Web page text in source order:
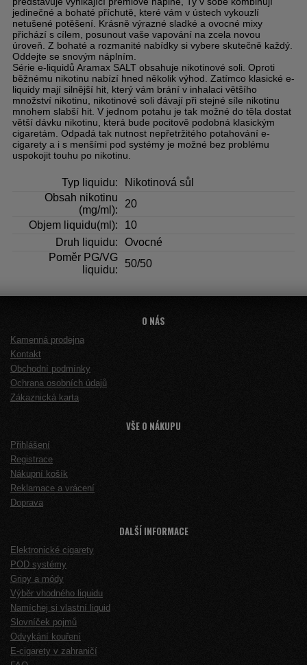
jedinečné a bohaté příchutě, které vám v ústech vykouzlí
netušené potěšení. Krásně výrazné sladké a ovocné mixy
přichází s cílem, posunout vaše vapování na zcela novou
úroveň. Z bohaté a rozmanité nabídky si vybere skutečně každý.
Oddejte se snovým náplním.
Série e-liquidů Aramax SALT obsahuje nikotinové soli. Oproti
běžnému nikotinu nabízí hned několik výhod. Zatímco klasické e-
liquidy mají silnější hit, který vám brání v inhalaci většího
množství nikotinu, nikotinové soli dávají při stejné síle nikotinu
mnohem slabší hit. V jednom potahu je tak možné do těla dostat
větší dávku nikotinu, která bude pocitově podobná klasickým
cigaretám. Odpadá tak nutnost nepřetržitého potahování e-
cigarety a i s menšími pod systémy je možné bez problému
uspokojit touhu po nikotinu.
Typ liquidu:
Nikotinová sůl
Obsah nikotinu
(mg/ml):
20
Objem liquidu(ml):
10
Druh liquidu:
Ovocné
Poměr PG/VG
liquidu:
50/50
O NÁS
Kamenná prodejna
Kontakt
Obchodní podmínky
Ochrana osobních údajů
Zákaznická karta
VŠE O NÁKUPU
Přihlášení
Registrace
Nákupní košík
Reklamace a vrácení
Doprava
DALŠÍ INFORMACE
Elektronické cigarety
POD systémy
Gripy a módy
Výběr vhodného liquidu
Namíchej si vlastní liquid
Slovníček pojmů
Odvykání kouření
E-cigarety v zahraničí